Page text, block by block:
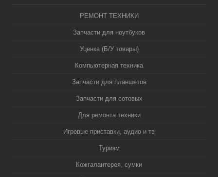
РЕМОНТ ТЕХНИКИ
Запчасти для ноутбуков
Уценка (Б/У товары)
Компьютерная техника
Запчасти для планшетов
Запчасти для сотовых
Для ремонта техники
Игровые приставки, аудио и тв
Туризм
Кожгалантерея, сумки